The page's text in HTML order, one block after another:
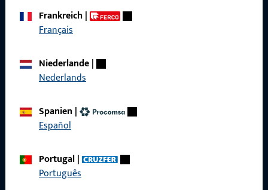
Frankreich|
Français
Niederlande|
Nederlands
Spanien |
Español
Portugal|
Português